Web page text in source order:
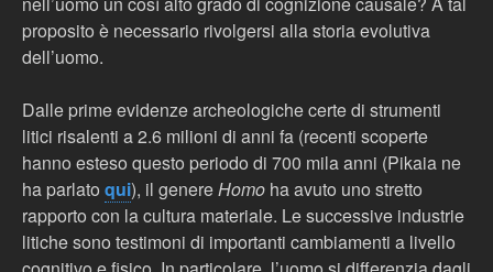
proposito è necessario rivolgersi alla storia evolutiva
dell’uomo.
Dalle prime evidenze archeologiche certe di strumenti
litici risalenti a 2.6 milioni di anni fa (recenti scoperte
hanno esteso questo periodo di 700 mila anni (Pikaia ne
ha parlato qui), il genereHomo ha avuto uno stretto
rapporto con la cultura materiale. Le successive industrie
litiche sono testimoni di importanti cambiamenti a livello